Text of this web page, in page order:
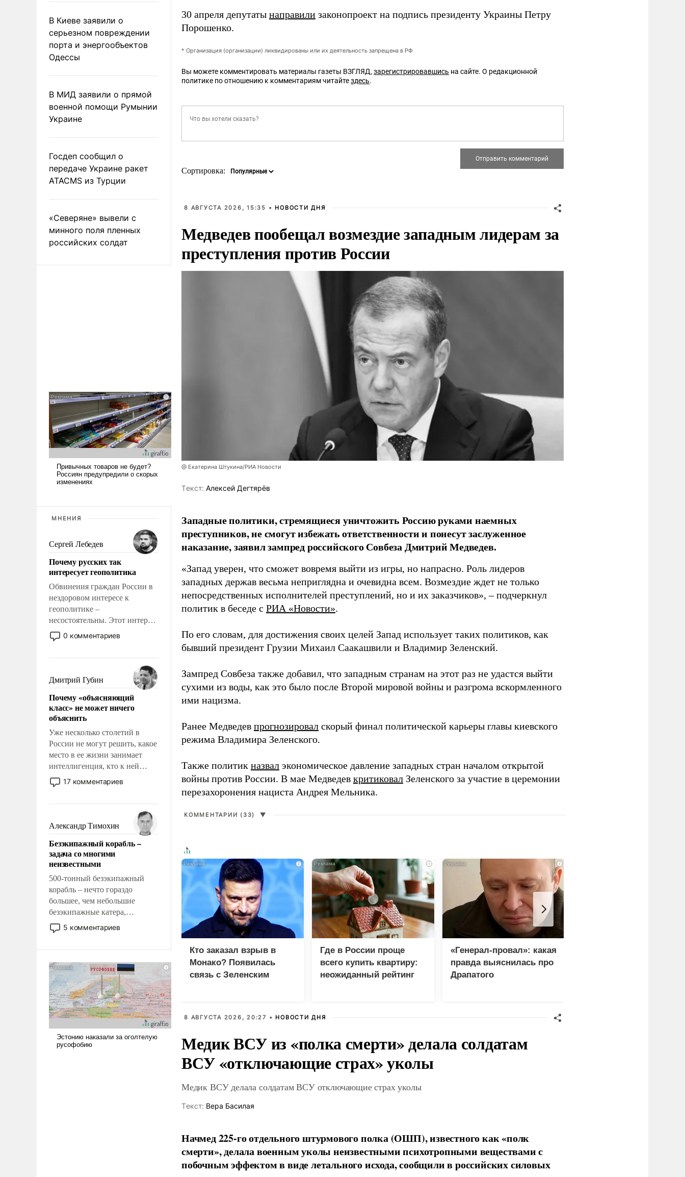
В Киеве заявили о
серьезном повреждении
порта и энергообъектов
Одессы
В МИД заявили о прямой
военной помощи Румынии
Украине
Госдеп сообщил о
передаче Украине ракет
ATACMS из Турции
«Северяне» вывели с
минного поля пленных
российских солдат
МНЕНИЯ
Сергей Лебедев
Почему русских так
интересует геополитика
Обвинения граждан России в
нездоровом интересе к
геополитике –
несостоятельны. Этот интерес
рационален и прагматичен. Он
обусловлен тысячелетним
фундаментальным знанием,
что мировая политика имеет
свойство заявляться на порог
нашего дома.
0 комментариев
Дмитрий Губин
Почему «объясняющий
класс» не может ничего
объяснить
Уже несколько столетий в
России не могут решить, какое
место в ее жизни занимает
интеллигенция, кто к ней
принадлежит, а кого из нее
исключили с правом
чем она отличается от просто
образованных людей. Иногда
казалось, что эти вопросы
решены раз и навсегда, но –
нет, не решены.
17 комментариев
Александр Тимохин
Безэкипажный корабль –
задача со многими
неизвестными
500-тонный безэкипажный
корабль – нечто гораздо
большее, чем небольшие
безэкипажные катера,
применение которых уже
стало обыденностью. Задача по
и ее реализация радикально
поднимет наши боевые
возможности.
5 комментариев
30 апреля депутаты направили законопроект на подпись президенту Украины Петру
Порошенко.
* Организация (организации) ликвидированы или их деятельность запрещена в РФ
Вы можете комментировать материалы газеты ВЗГЛЯД, зарегистрировавшись на сайте. О редакционной
политике по отношению к комментариям читайтездесь.
Сортировка:
8 АВГУСТА 2026, 15:35 • НОВОСТИ ДНЯ
Медведев пообещал возмездие западным лидерам за
преступления против России
@ Екатерина Штукина/РИА Новости
Tекст: Алексей Дегтярёв
Западные политики, стремящиеся уничтожить Россию руками наемных
преступников, не смогут избежать ответственности и понесут заслуженное
наказание, заявил зампред российского Совбеза Дмитрий Медведев.
«Запад уверен, что сможет вовремя выйти из игры, но напрасно. Роль лидеров
западных держав весьма неприглядна и очевидна всем. Возмездие ждет не только
непосредственных исполнителей преступлений, но и их заказчиков», – подчеркнул
политик в беседе с РИА «Новости».
По его словам, для достижения своих целей Запад использует таких политиков, как
бывший президент Грузии Михаил Саакашвили и Владимир Зеленский.
Зампред Совбеза также добавил, что западным странам на этот раз не удастся выйти
сухими из воды, как это было после Второй мировой войны и разгрома вскормленного
ими нацизма.
Ранее Медведев прогнозировал скорый финал политической карьеры главы киевского
режима Владимира Зеленского.
Также политик назвал экономическое давление западных стран началом открытой
войны против России. В мае Медведев критиковал Зеленского за участие в церемонии
перезахоронения нациста Андрея Мельника.
КОММЕНТАРИИ (33) ▼
i
Кто заказал взрыв в
Монако? Появилась
связь с Зеленским
i
Где в России проще
всего купить квартиру:
неожиданный рейтинг
i
«Генерал-провал»: какая
правда выяснилась про
Драпатого
8 АВГУСТА 2026, 20:27 • НОВОСТИ ДНЯ
Медик ВСУ из «полка смерти» делала солдатам
ВСУ «отключающие страх» уколы
Медик ВСУ делала солдатам ВСУ отключающие страх уколы
Tекст: Вера Басилая
Начмед 225-го отдельного штурмового полка (ОШП), известного как «полк
смерти», делала военным уколы неизвестными психотропными веществами с
побочным эффектом в виде летального исхода, сообщили в российских силовых